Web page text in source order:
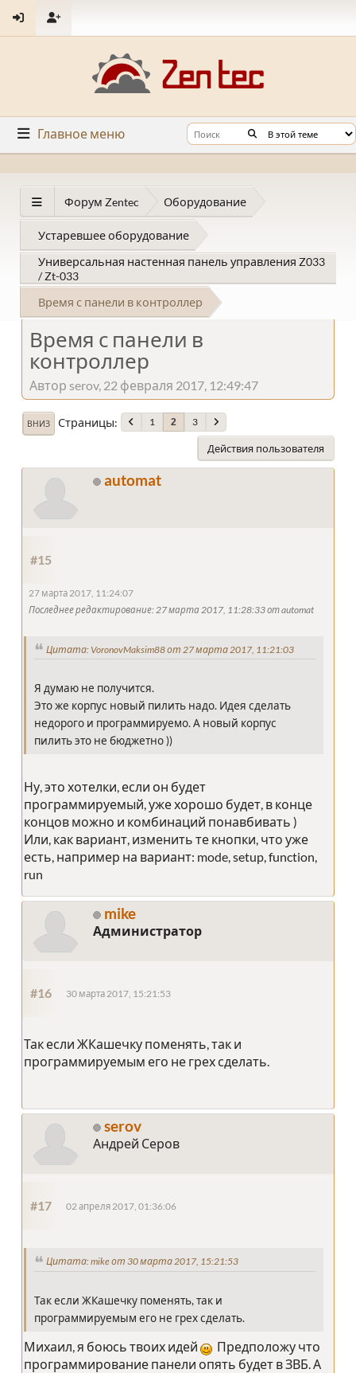
Главное меню
Форум Zentec Оборудование
Устаревшее оборудование
Универсальная настенная панель управления Z033
/ Zt-033
Время с панели в контроллер
Время с панели в
контроллер
Автор serov, 22 февраля 2017, 12:49:47
ВНИЗ Страницы 1 2 3
Действия пользователя
automat
#15
27 марта 2017, 11:24:07
Последнее редактирование: 27 марта 2017, 11:28:33 от automat
Цитата: VoronovMaksim88 от 27 марта 2017, 11:21:03
Я думаю не получится.
Это же корпус новый пилить надо. Идея сделать
недорого и программируемо. А новый корпус
пилить это не бюджетно ))
Ну, это хотелки, если он будет
программируемый, уже хорошо будет, в конце
концов можно и комбинаций понавбивать )
Или, как вариант, изменить те кнопки, что уже
есть, например на вариант: mode, setup, function,
run
mike
Администратор
#16 30 марта 2017, 15:21:53
Так если ЖКашечку поменять, так и
программируемым его не грех сделать.
serov
Андрей Серов
#17 02 апреля 2017, 01:36:06
Цитата: mike от 30 марта 2017, 15:21:53
Так если ЖКашечку поменять, так и
программируемым его не грех сделать.
Михаил, я боюсь твоих идей
Предположу что
программирование панели опять будет в ЗВБ. А